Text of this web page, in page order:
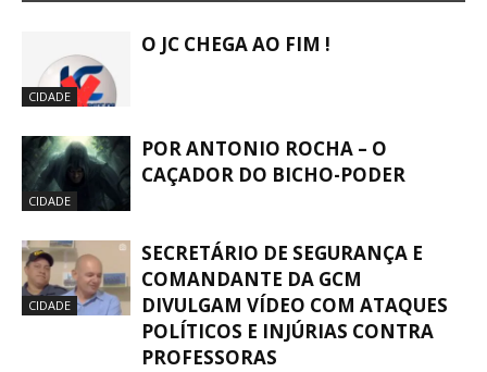
CIDADE
O JC CHEGA AO FIM !
CIDADE
POR ANTONIO ROCHA – O
CAÇADOR DO BICHO-PODER
CIDADE
SECRETÁRIO DE SEGURANÇA E
COMANDANTE DA GCM
DIVULGAM VÍDEO COM ATAQUES
POLÍTICOS E INJÚRIAS CONTRA
PROFESSORAS